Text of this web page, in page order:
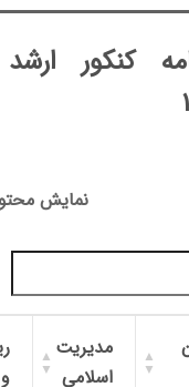
کنکور
نمایش
مدیریت
اسلامی